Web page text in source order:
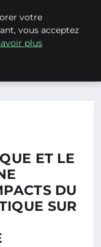
: UNE…
ET LE
DU
SUR
votre
vous acceptez
plus